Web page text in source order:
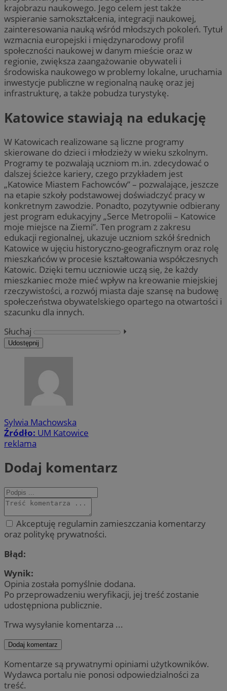
krajobrazu naukowego. Jego celem jest także
wspieranie samokształcenia, integracji naukowej,
zainteresowania nauką wśród młodszych pokoleń. Tytuł
wzmacnia europejski i międzynarodowy profil
społeczności naukowej w danym mieście oraz w
regionie, zwiększa zaangażowanie obywateli i
środowiska naukowego w problemy lokalne, uruchamia
inwestycje publiczne w regionalną naukę oraz jej
infrastrukturę, a także pobudza turystykę.
Katowice stawiają na edukację
W Katowicach realizowane są liczne programy
skierowane do dzieci i młodzieży w wieku szkolnym.
Programy te pozwalają uczniom m.in. zdecydować o
dalszej ścieżce kariery, czego przykładem jest
„Katowice Miastem Fachowców” – pozwalające, jeszcze
na etapie szkoły podstawowej doświadczyć pracy w
konkretnym zawodzie. Ponadto, pozytywnie odbierany
jest program edukacyjny „Serce Metropolii – Katowice
moje miejsce na Ziemi”. Ten program z zakresu
edukacji regionalnej, ukazuje uczniom szkół średnich
Katowice w ujęciu historyczno-geograficznym oraz rolę
mieszkańców w procesie kształtowania współczesnych
Katowic. Dzięki temu uczniowie uczą się, że każdy
mieszkaniec może mieć wpływ na kreowanie miejskiej
rzeczywistości, a rozwój miasta daje szansę na budowę
społeczeństwa obywatelskiego opartego na otwartości i
szacunku dla innych.
Słuchaj
⏵︎
Udostępnij
Sylwia Machowska
Źródło: UM Katowice
reklama
Dodaj komentarz
Akceptuję regulamin zamieszczania komentarzy
oraz politykę prywatności.
Błąd:
Wynik:
Opinia została pomyślnie dodana.
Po przeprowadzeniu weryfikacji, jej treść zostanie
udostępniona publicznie.
Trwa wysyłanie komentarza ...
Dodaj komentarz
Komentarze są prywatnymi opiniami użytkowników.
Wydawca portalu nie ponosi odpowiedzialności za
treść.